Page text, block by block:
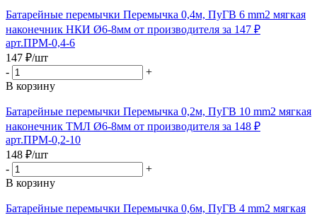
Батарейные перемычки Перемычка 0,4м, ПуГВ 6 mm2 мягкая
наконечник НКИ Ø6-8мм от производителя за 147 ₽
арт.ПРМ-0,4-6
147 ₽/шт
-
+
В корзину
Батарейные перемычки Перемычка 0,2м, ПуГВ 10 mm2 мягкая
наконечник ТМЛ Ø6-8мм от производителя за 148 ₽
арт.ПРМ-0,2-10
148 ₽/шт
-
+
В корзину
Батарейные перемычки Перемычка 0,6м, ПуГВ 4 mm2 мягкая